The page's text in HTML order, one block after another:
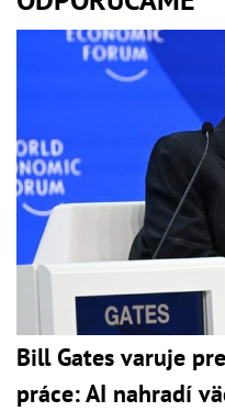
Bill Gates varuje
práce: AI nahradí